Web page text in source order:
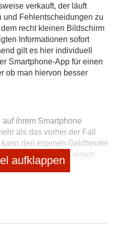
verkauft, der läuft
und Fehlentscheidungen zu
recht kleinen Bildschirm
Informationen sofort
gilt es hier individuell
Smartphone-App für einen
ob man hiervon besser
ihrem Smartphone
als das vorher der Fall
den eigenen Geldbeutel
ratsam, sich nach einem
oder lediglich geringe
aufklappen